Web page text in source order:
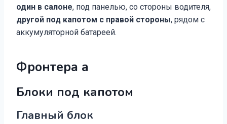
один в салоне, под панелью, со стороны водителя,
другой под капотом с правой стороны, рядом с
аккумуляторной батареей.
Фронтера а
Блоки под капотом
Главный блок